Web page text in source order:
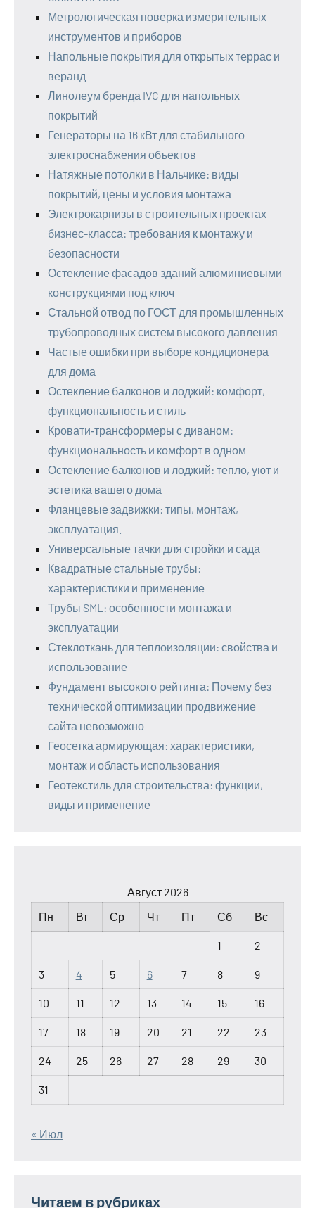
Метрологическая поверка измерительных
инструментов и приборов
Напольные покрытия для открытых террас и
веранд
Линолеум бренда IVC для напольных
покрытий
Генераторы на 16 кВт для стабильного
электроснабжения объектов
Натяжные потолки в Нальчике: виды
покрытий, цены и условия монтажа
Электрокарнизы в строительных проектах
бизнес-класса: требования к монтажу и
безопасности
Остекление фасадов зданий алюминиевыми
конструкциями под ключ
Стальной отвод по ГОСТ для промышленных
трубопроводных систем высокого давления
Частые ошибки при выборе кондиционера
для дома
Остекление балконов и лоджий: комфорт,
функциональность и стиль
Кровати‑трансформеры с диваном:
функциональность и комфорт в одном
Остекление балконов и лоджий: тепло, уют и
эстетика вашего дома
Фланцевые задвижки: типы, монтаж,
эксплуатация.
Универсальные тачки для стройки и сада
Квадратные стальные трубы:
характеристики и применение
Трубы SML: особенности монтажа и
эксплуатации
Стеклоткань для теплоизоляции: свойства и
использование
Фундамент высокого рейтинга: Почему без
технической оптимизации продвижение
сайта невозможно
Геосетка армирующая: характеристики,
монтаж и область использования
Геотекстиль для строительства: функции,
виды и применение
Август 2026
Пн
Вт Ср Чт Пт Сб Вс
1 2
3 4 5 6 7 8 9
10 11 12 13 14 15 16
17 18 19 20 21 22 23
24 25 26 27 28 29 30
31
« Июл
Читаем в рубриках